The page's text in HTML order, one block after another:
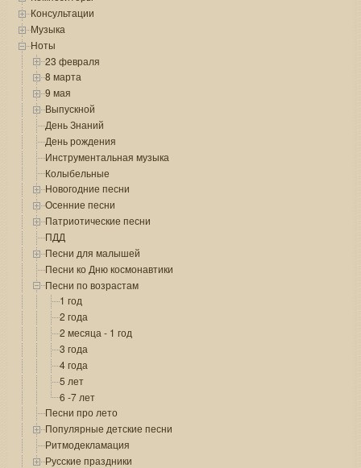
Консультации
Музыка
Ноты
23 февраля
8 марта
9 мая
Выпускной
День Знаний
День рождения
Инструментальная музыка
Колыбельные
Новогодние песни
Осенние песни
Патриотические песни
ПДД
Песни для малышей
Песни ко Дню космонавтики
Песни по возрастам
1 год
2 года
2 месяца - 1 год
3 года
4 года
5 лет
6 -7 лет
Песни про лето
Популярные детские песни
Ритмодекламация
Русские праздники